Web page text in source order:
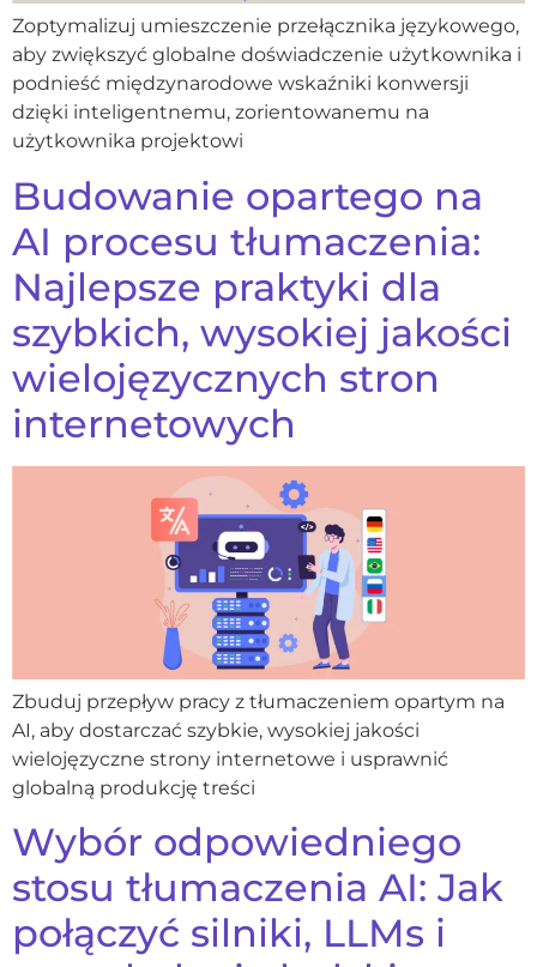
Zoptymalizuj umieszczenie przełącznika językowego,
aby zwiększyć globalne doświadczenie użytkownika i
podnieść międzynarodowe wskaźniki konwersji
dzięki inteligentnemu, zorientowanemu na
użytkownika projektowi
Budowanie opartego na
AI procesu tłumaczenia:
Najlepsze praktyki dla
szybkich, wysokiej jakości
wielojęzycznych stron
internetowych
Zbuduj przepływ pracy z tłumaczeniem opartym na
AI, aby dostarczać szybkie, wysokiej jakości
wielojęzyczne strony internetowe i usprawnić
globalną produkcję treści
Wybór odpowiedniego
stosu tłumaczenia AI: Jak
połączyć silniki, LLMs i